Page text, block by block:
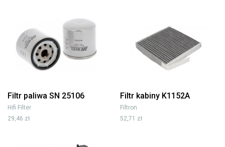
Filtr paliwa SN 25106
Hifi Filter
29,46 zł
Filtr kabiny K1152A
Filtron
52,71 zł